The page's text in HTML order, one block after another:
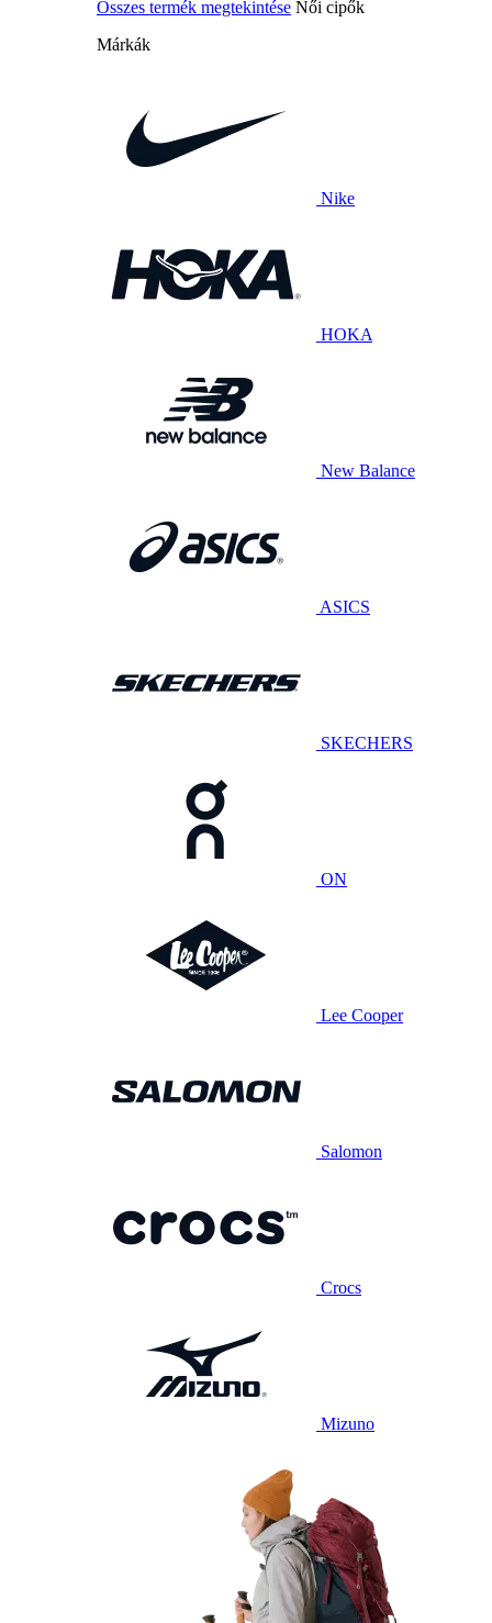
Összes termék megtekintése Női cipők
Márkák
Nike
HOKA
New Balance
ASICS
SKECHERS
ON
Lee Cooper
Salomon
Crocs
Mizuno